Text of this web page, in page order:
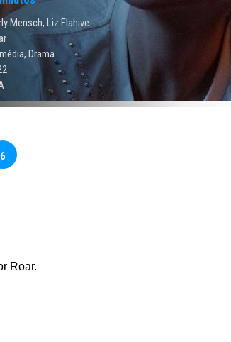
Mensch, Liz Flahive
,Drama
6